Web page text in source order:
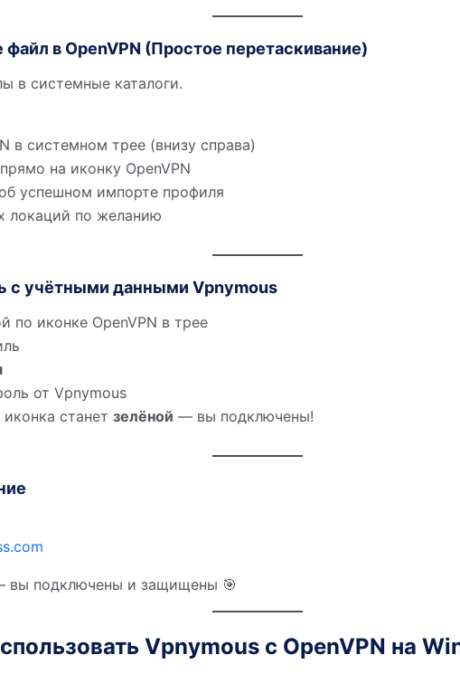
в OpenVPN (Простое перетаскивание)
в системные каталоги.
в системном трее (внизу справа)
на иконку OpenVPN
успешном импорте профиля
локаций по желанию
с учётными данными Vpnymous
по иконке OpenVPN в трее
от Vpnymous
станет зелёной — вы подключены!
вы подключены и защищены 🎯
Vpnymous с OpenVPN на